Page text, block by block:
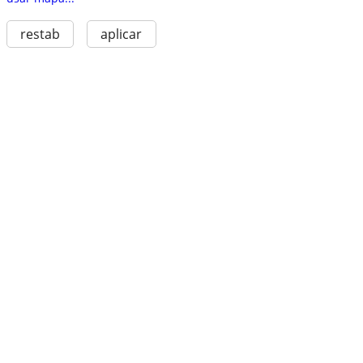
restab aplicar